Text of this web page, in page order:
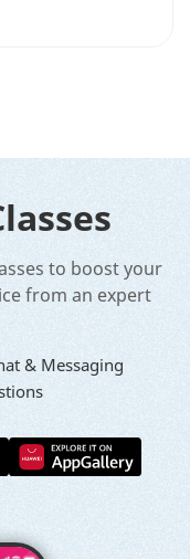
to boost your
from an expert
& Messaging